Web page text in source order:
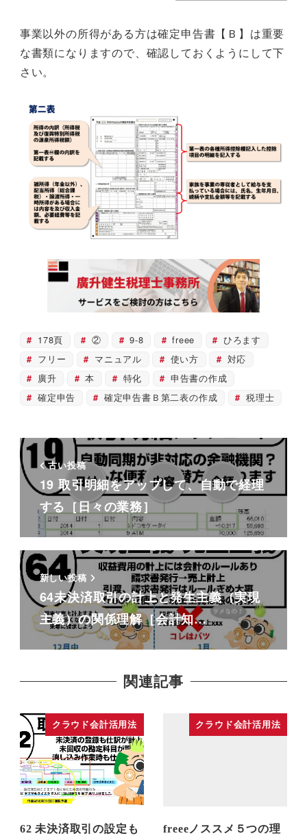
事業以外の所得がある方は確定申告書【Ｂ】は重要
な書類になりますので、確認しておくようにして下
さい。
178頁 ② 9-8 freee
ひろます
フリー
マニュアル 使い方
対応
廣升
本 特化
申告書の作成
確定申告
確定申告書Ｂ第二表の作成 税理士
古い投稿
19 取引明細をアップして、自動で経理
する［日々の業務］
新しい投稿
64未決済取引の計上と発生主義（実現
主義）の関係理解［会計知…
関連記事
クラウド会計活用法
62 未決済取引の設定も
クラウド会計活用法
freeeノススメ５つの理